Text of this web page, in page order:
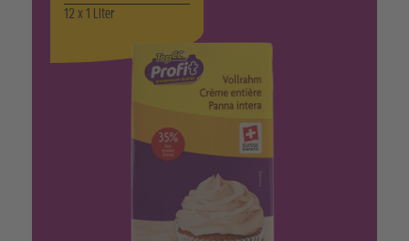
12 x 1 Liter